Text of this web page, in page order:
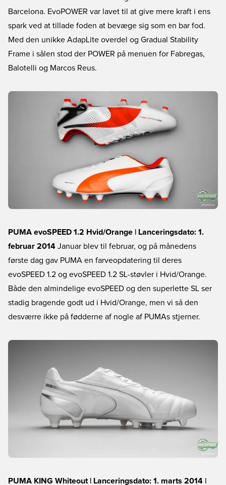
Barcelona. EvoPOWER var lavet til at give mere kraft i ens
spark ved at tillade foden at bevæge sig som en bar fod.
Med den unikke AdapLite overdel og Gradual Stability
Frame i sålen stod der POWER på menuen for Fabregas,
Balotelli og Marcos Reus.
PUMA evoSPEED 1.2 Hvid/Orange | Lanceringsdato: 1.
februar 2014 Januar blev til februar, og på månedens
første dag gav PUMA en farveopdatering til deres
evoSPEED 1.2 og evoSPEED 1.2 SL-støvler i Hvid/Orange.
Både den almindelige evoSPEED og den superlette SL ser
stadig bragende godt ud i Hvid/Orange, men vi så den
desværre ikke på fødderne af nogle af PUMAs stjerner.
PUMA KING Whiteout | Lanceringsdato: 1. marts 2014